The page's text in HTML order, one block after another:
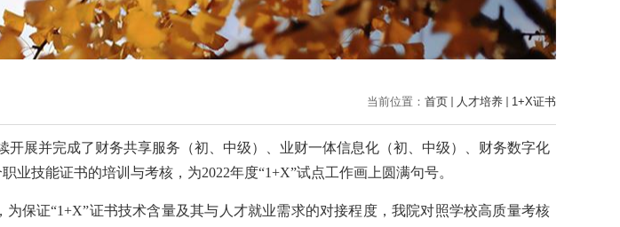
当前位置： 首页 人才培养 1+X证书
开展并完成了财务共享服务（初、中级）、业财一体信息化（初、中级）、财务数字化
业技能证书的培训与考核，为2022年度“1+X”试点工作画上圆满句号。
为保证“1+X”证书技术含量及其与人才就业需求的对接程度，我院对照学校高质量考核